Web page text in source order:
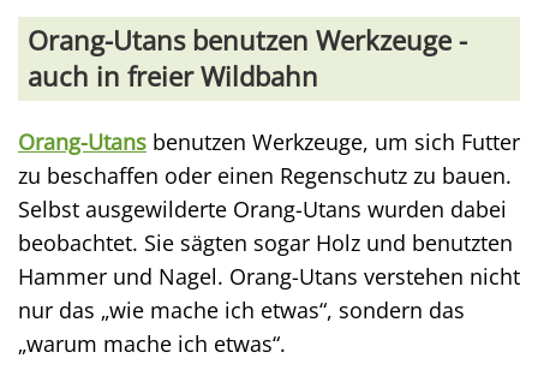
Orang-Utans benutzen Werkzeuge -
auch in freier Wildbahn
Orang-Utans benutzen Werkzeuge, um sich Futter
zu beschaffen oder einen Regenschutz zu bauen.
Selbst ausgewilderte Orang-Utans wurden dabei
beobachtet. Sie sägten sogar Holz und benutzten
Hammer und Nagel. Orang-Utans verstehen nicht
nur das „wie mache ich etwas“, sondern das
„warum mache ich etwas“.